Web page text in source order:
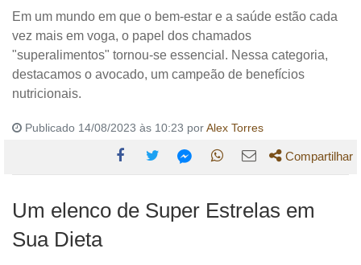
Em um mundo em que o bem-estar e a saúde estão cada
vez mais em voga, o papel dos chamados
"superalimentos" tornou-se essencial. Nessa categoria,
destacamos o avocado, um campeão de benefícios
nutricionais.
Publicado 14/08/2023 às 10:23 porAlex Torres
esta esta esta esta esta
Compartilhar
Um elenco de Super Estrelas em
Sua Dieta